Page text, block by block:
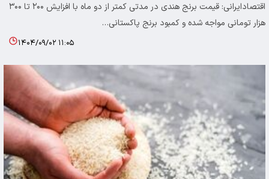
اقتصادایرانی: قیمت برنج هندی در مدتی کمتر از دو ماه با افزایش ۲۰۰ تا ۳۰۰
هزار تومانی مواجه شده و کمبود برنج پاکستانی…
۱۴۰۴/۰۹/۰۲ ۱۱:۰۵